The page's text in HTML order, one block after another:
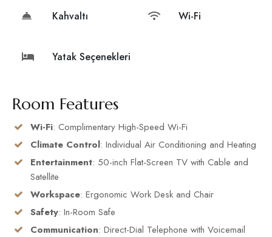
Kahvaltı Wi-Fi
Yatak Seçenekleri
Room Features
Wi-Fi: Complimentary High-Speed Wi-Fi
Climate Control: Individual Air Conditioning and Heating
Entertainment: 50-inch Flat-Screen TV with Cable and
Satellite
Workspace: Ergonomic Work Desk and Chair
Safety: In-Room Safe
Communication: Direct-Dial Telephone with Voicemail